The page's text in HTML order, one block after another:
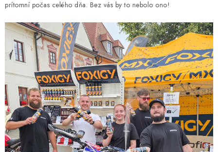
prítomní počas celého dňa. Bez vás by to nebolo ono!